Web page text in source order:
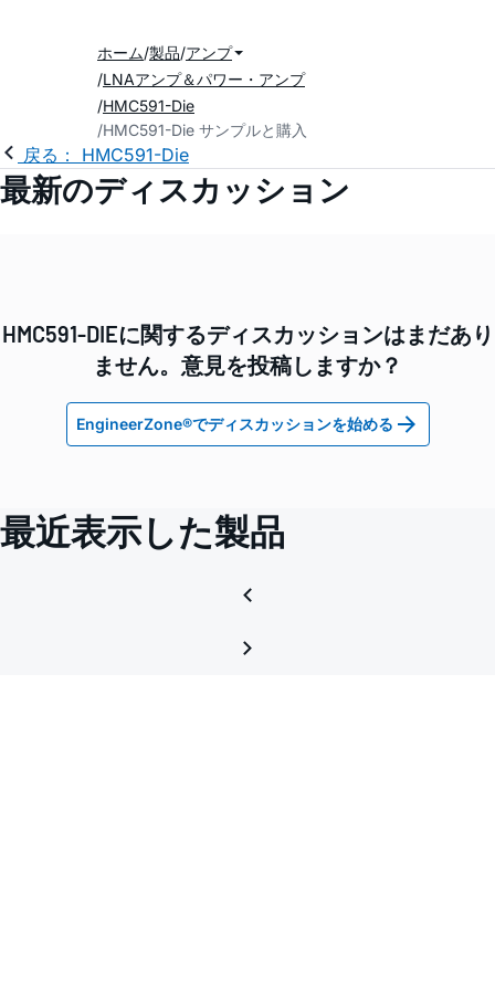
ホーム 製品 アンプ
LNAアンプ＆パワー・アンプ
HMC591-Die
HMC591-Die サンプルと購入
戻る： HMC591-Die
最新のディスカッション
HMC591-DIEに関するディスカッションはまだあり
ません。意見を投稿しますか？
EngineerZone®でディスカッションを始める
最近表示した製品